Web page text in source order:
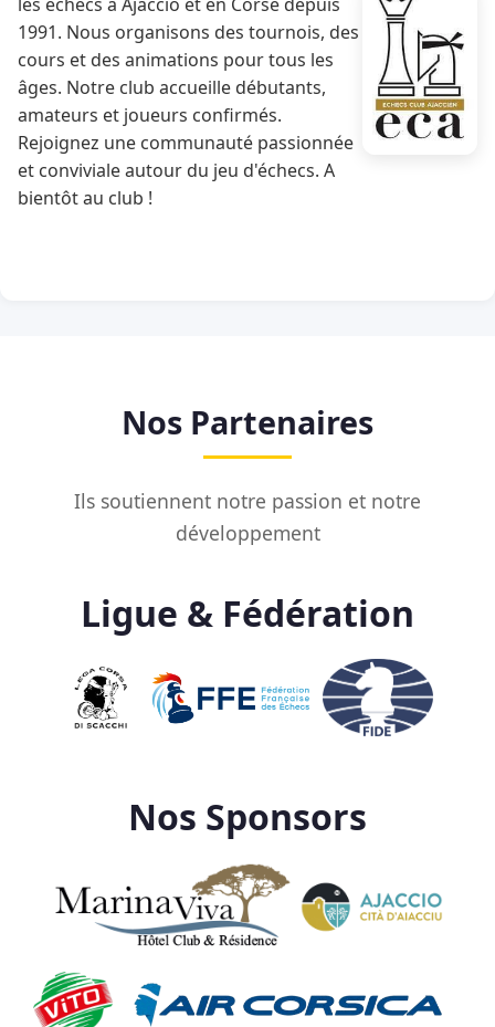
1991. Nous organisons des tournois, des
cours et des animations pour tous les
âges. Notre club accueille débutants,
amateurs et joueurs confirmés.
Rejoignez une communauté passionnée
et conviviale autour du jeu d'échecs. A
bientôt au club !
Nos Partenaires
Ils soutiennent notre passion et notre
développement
Ligue & Fédération
Nos Sponsors